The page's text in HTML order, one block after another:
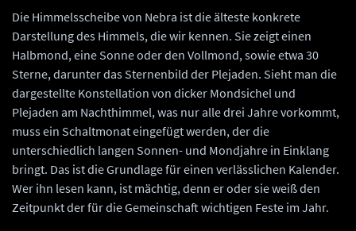
Die Himmelsscheibe von Nebra ist die älteste konkrete
Darstellung des Himmels, die wir kennen. Sie zeigt einen
Halbmond, eine Sonne oder den Vollmond, sowie etwa 30
Sterne, darunter das Sternenbild der Plejaden. Sieht man die
dargestellte Konstellation von dicker Mondsichel und
Plejaden am Nachthimmel, was nur alle drei Jahre vorkommt,
muss ein Schaltmonat eingefügt werden, der die
unterschiedlich langen Sonnen- und Mondjahre in Einklang
bringt. Das ist die Grundlage für einen verlässlichen Kalender.
Wer ihn lesen kann, ist mächtig, denn er oder sie weiß den
Zeitpunkt der für die Gemeinschaft wichtigen Feste im Jahr.